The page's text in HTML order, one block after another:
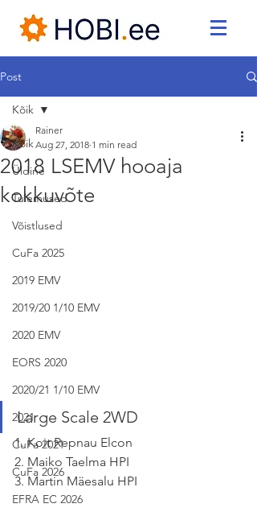
Post
Kõik
Üldine
Tulemused
Võistlused
CuFa 2025
2019 EMV
2019/20 1/10 EMV
2020 EMV
EORS 2020
2020/21 1/10 EMV
2021
CuFa 2021
CuFa 2026
EFRA EC 2026
Kõik
2018 LSEMV hooaja
kokkuvõte
Rainer
Aug 27, 2018 1 min read
Large Scale 2WD
1. Koit Repnau Elcon
2. Maiko Taelma HPI
3. Martin Mäesalu HPI